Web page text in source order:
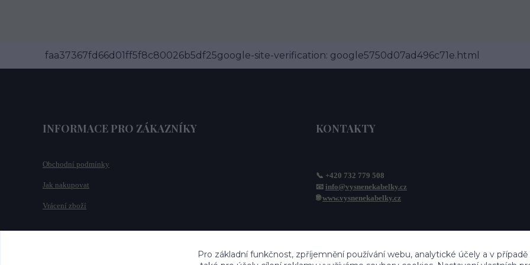
faa37367fd66d01ff5f8c80026b5df25google-site-verification: google5750d07ad496c71e.html
INFORMACE PRO ZÁKAZNÍKY
Obchodní podmínky
Jak nakupovat
Vrácení zboží
KONTAKTY
📞 +420 732 779 508
📧 info@vysnenekabelky.cz
🌐 www.vysnenekabelky.cz
Pro základní funkčnost, zpříjemnění používání webu, analytické účely a v případě